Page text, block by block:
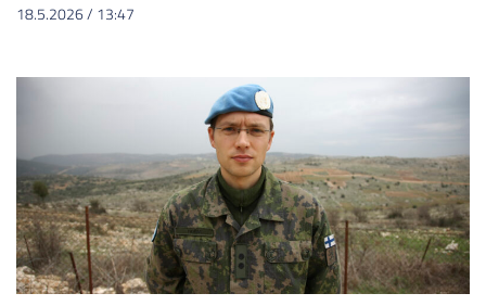
18.5.2026/ 13:47